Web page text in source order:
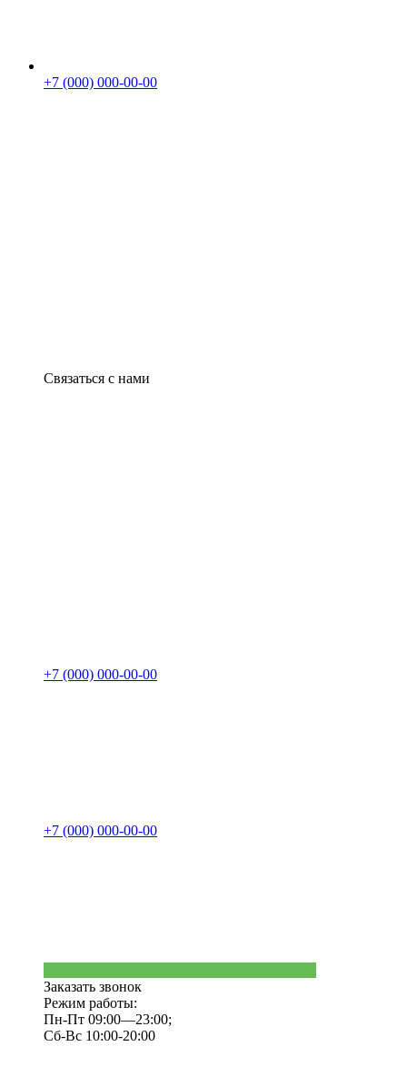
+7 (000) 000-00-00
Связаться с нами
+7 (000) 000-00-00
+7 (000) 000-00-00
Заказать звонок
Режим работы:
Пн-Пт 09:00—23:00;
Сб-Вс 10:00-20:00